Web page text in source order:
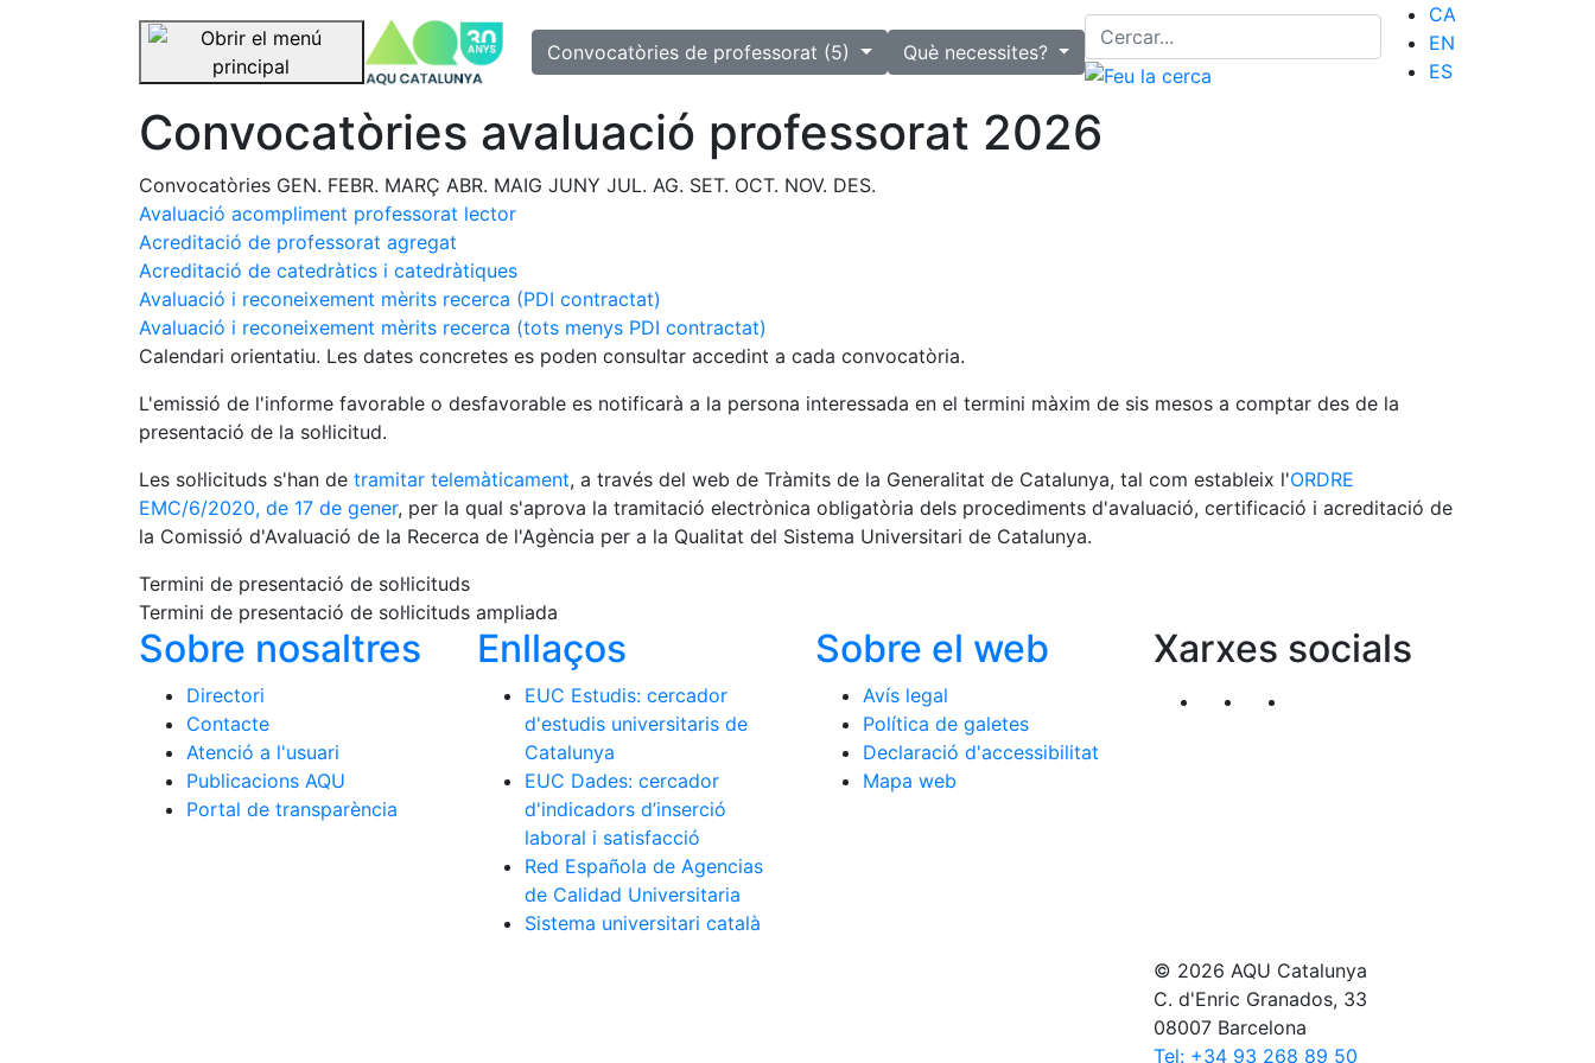
Saltar la navegació
selected
Convocatòries de professorat (5)
Què necessites?
CA
EN
ES
Convocatòries avaluació professorat 2026
Convocatòries GEN. FEBR. MARÇ ABR. MAIG JUNY JUL. AG. SET. OCT. NOV. DES.
Avaluació acompliment professorat lector
Acreditació de professorat agregat
Acreditació de catedràtics i catedràtiques
Avaluació i reconeixement mèrits recerca (PDI contractat)
Avaluació i reconeixement mèrits recerca (tots menys PDI contractat)
Calendari orientatiu. Les dates concretes es poden consultar accedint a cada convocatòria.
L'emissió de l'informe favorable o desfavorable es notificarà a la persona interessada en el termini màxim de sis mesos a comptar des de la
presentació de la sol·licitud.
Les sol·licituds s'han de tramitar telemàticament, a través del web de Tràmits de la Generalitat de Catalunya, tal com estableix l'ORDRE
EMC/6/2020, de 17 de gener, per la qual s'aprova la tramitació electrònica obligatòria dels procediments d'avaluació, certificació i acreditació de
la Comissió d'Avaluació de la Recerca de l'Agència per a la Qualitat del Sistema Universitari de Catalunya.
Termini de presentació de sol·licituds
Termini de presentació de sol·licituds ampliada
Sobre nosaltres
Directori
Contacte
Atenció a l'usuari
Publicacions AQU
Portal de transparència
Enllaços
EUC Estudis: cercador
d'estudis universitaris de
Catalunya
EUC Dades: cercador
d'indicadors d’inserció
laboral i satisfacció
Red Española de Agencias
de Calidad Universitaria
Sistema universitari català
Sobre el web
Avís legal
Política de galetes
Declaració d'accessibilitat
Mapa web
Xarxes socials
Segueix-nos al nostre canal de Twitter
© 2026 AQU Catalunya
C. d'Enric Granados, 33
08007 Barcelona
Tel: +34 93 268 89 50